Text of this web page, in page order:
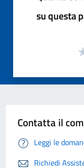
su questa
Contatta il
Leggi le
Richiedi